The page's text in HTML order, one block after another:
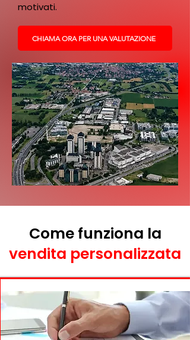
motivati.
CHIAMA ORA PER UNA VALUTAZIONE
Come funziona la
vendita personalizzata